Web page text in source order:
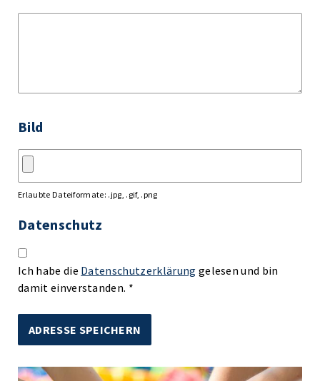
Bild
Erlaubte Dateiformate: .jpg, .gif, .png
Datenschutz
Ich habe die Datenschutzerklärung gelesen und bin
damit einverstanden. *